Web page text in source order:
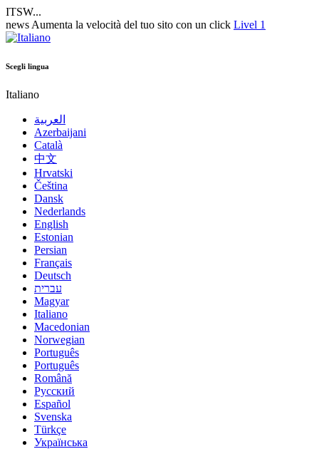
ITSW...
news Aumenta la velocità del tuo sito con un click Livel 1
Scegli lingua
Italiano
العربية
Azerbaijani
Català
中文
Hrvatski
Čeština
Dansk
Nederlands
English
Estonian
Persian
Français
Deutsch
עברית
Magyar
Italiano
Macedonian
Norwegian
Português
Português
Română
Русский
Español
Svenska
Türkçe
Українська